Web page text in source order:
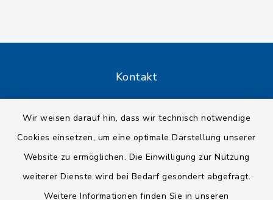
Wir weisen darauf hin, dass wir technisch notwendige
Cookies einsetzen, um eine optimale Darstellung unserer
Website zu ermöglichen. Die Einwilligung zur Nutzung
weiterer Dienste wird bei Bedarf gesondert abgefragt.
Weitere Informationen finden Sie in unseren
Kontakt
Datenschutz
Impressum